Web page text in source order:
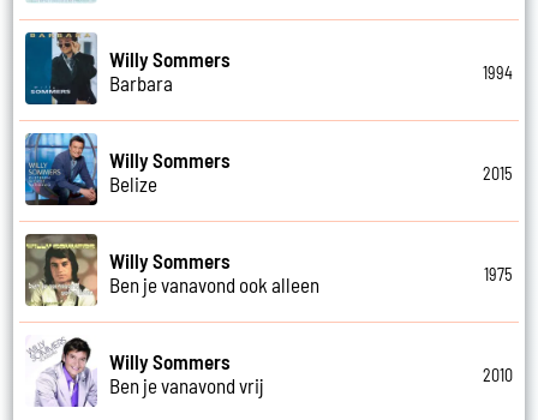
Willy Sommers
Barbara
1994
Willy Sommers
Belize
2015
Willy Sommers
Ben je vanavond ook alleen
1975
Willy Sommers
Ben je vanavond vrij
2010